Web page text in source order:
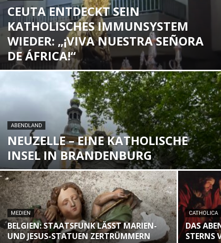
CEUTA ENTDECKT SEIN
KATHOLISCHES IMMUNSYSTEM
WIEDER: „¡VIVA NUESTRA SEÑORA
DE ÁFRICA!“
ABENDLAND
NEUZELLE – EINE KATHOLISCHE
INSEL IN BRANDENBURG
MEDIEN
BELGIEN: STAATSFUNK LÄSST MARIEN-
UND JESUS-STATUEN ZERTRÜMMERN
CATHOLICA
DAS
STERNS